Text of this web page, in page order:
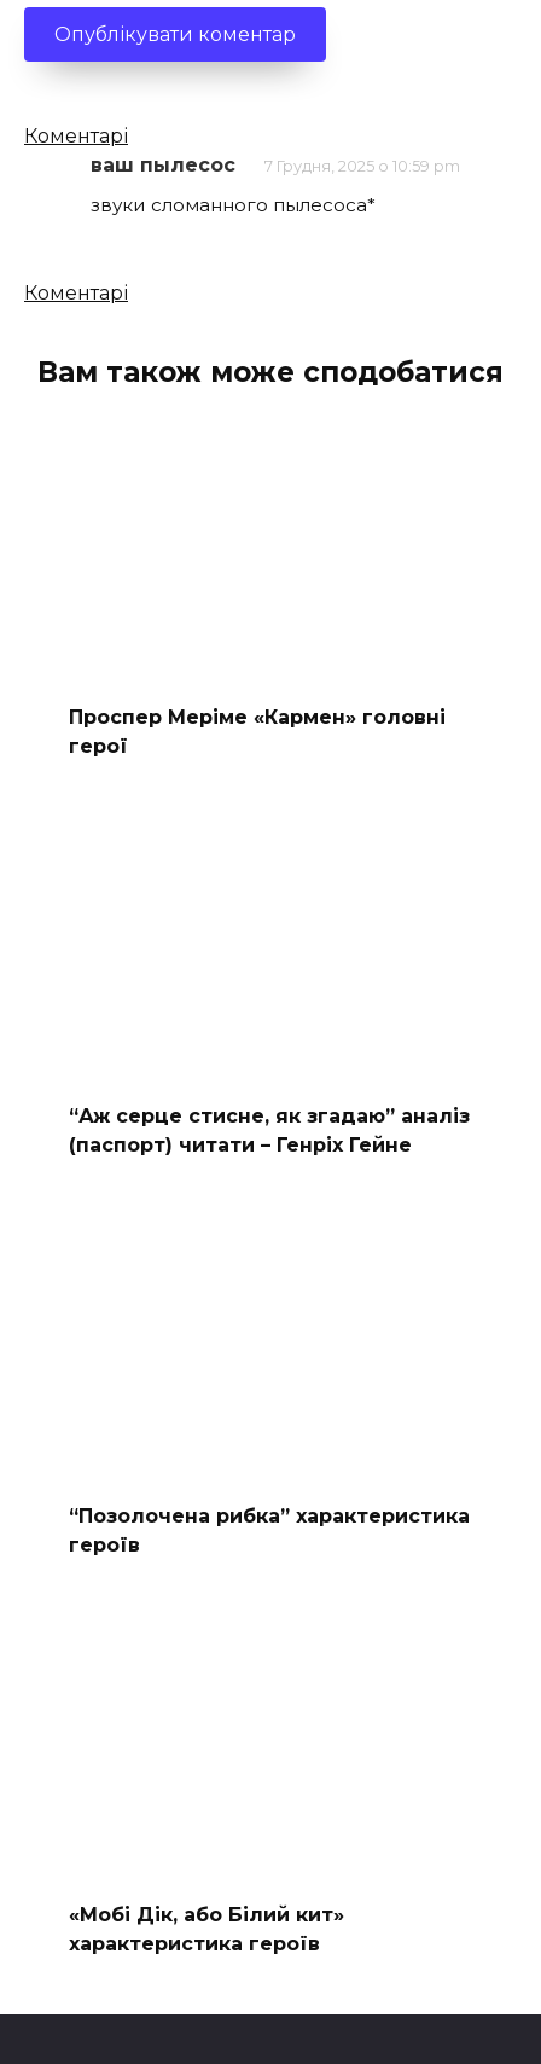
Кількість
коментарів
Коментарі
ваш пылесос
7 Грудня, 2025 о 10:59 pm
звуки сломанного пылесоса*
Кількість
Коментарі
Вам також може сподобатися
Проспер Меріме «Кармен» головні
герої
“Аж серце стисне, як згадаю” аналіз
(паспорт) читати – Генріх Гейне
“Позолочена рибка” характеристика
героїв
«Мобі Дік, або Білий кит»
характеристика героїв